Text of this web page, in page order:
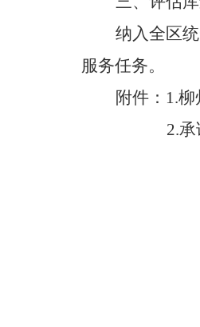
纳入全区
服务任务。
附件：1.
2.